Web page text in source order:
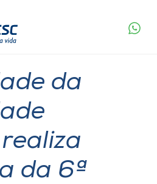
da
da 6ª